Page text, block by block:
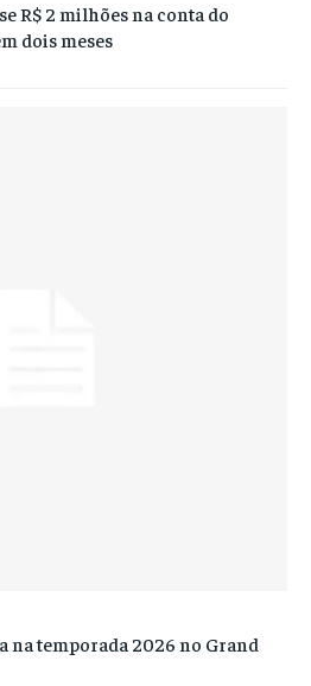
R$ 2 milhões na conta do
dois meses
na temporada 2026 no Grand